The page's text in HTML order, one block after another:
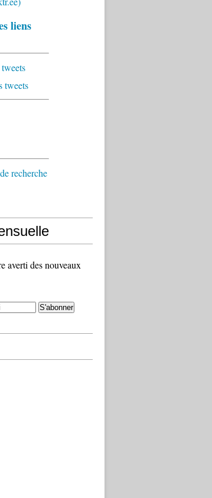
liens
tweets
averti des nouveaux